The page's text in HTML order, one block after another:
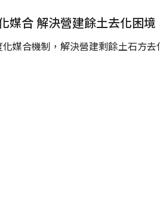
媒合 解決營建餘土去化困
媒合機制，解決營建剩餘土石方